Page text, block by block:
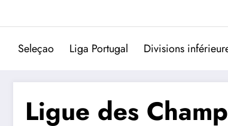
Seleçao Liga Portugal Divisions
Ligue des